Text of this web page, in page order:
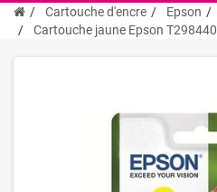
Cartouche d'encre Epson
Cartouche jaune Epson T298440